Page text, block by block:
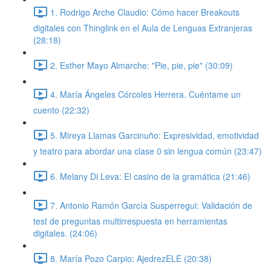
1. Rodrigo Arche Claudio: Cómo hacer Breakouts
digitales con Thinglink en el Aula de Lenguas Extranjeras
(28:18)
2. Esther Mayo Almarche: "Pie, pie, pie" (30:09)
4. María Ángeles Córcoles Herrera. Cuéntame un
cuento (22:32)
5. Mireya Llamas Garcinuño: Expresividad, emotividad
y teatro para abordar una clase 0 sin lengua común (23:47)
6. Melany Di Leva: El casino de la gramática (21:46)
7. Antonio Ramón García Susperregui: Validación de
test de preguntas multirrespuesta en herramientas
digitales. (24:06)
8. María Pozo Carpio: AjedrezELE (20:38)